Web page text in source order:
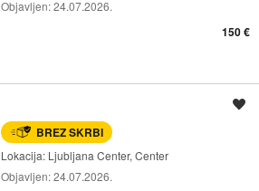
Objavljen:24.07.2026.
150 €
BREZ SKRBI
Lokacija: Ljubljana Center, Center
Objavljen:24.07.2026.